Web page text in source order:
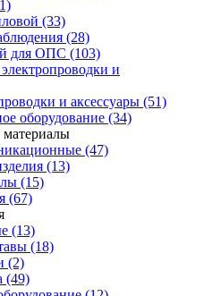
(33)
(28)
для ОПС (103)
и
и аксессуары (51)
оборудование (34)
(47)
(13)
(15)
(67)
(13)
(18)
(2)
(49)